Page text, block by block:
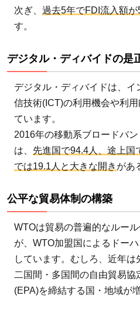
次ぎ、 過去5年でFDI流入額が
す。
デジタル・ディバイドの是
デジタル・ディバイドは、イ
信技術(ICT)の利用機会や利
ています。
2016年の移動系ブロードバ
は、 先進国で94.4人、途上国
では19.1人と大きな開き があ
公平な貿易体制の構築
WTOは貿易の普遍的なルー
が、WTO加盟国によるドー
しています。むしろ、近年は
二国間・多国間の自由貿易協
(EPA)を締結する国・地域が